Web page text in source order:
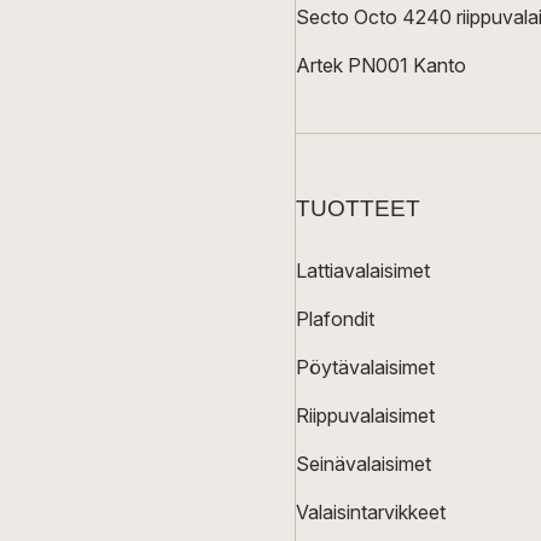
Secto Octo 4240
Artek PN001 Kanto
TUOTTEET
Lattiavalaisimet
Plafondit
Pöytävalaisimet
Riippuvalaisimet
Seinävalaisimet
Valaisintarvikkeet